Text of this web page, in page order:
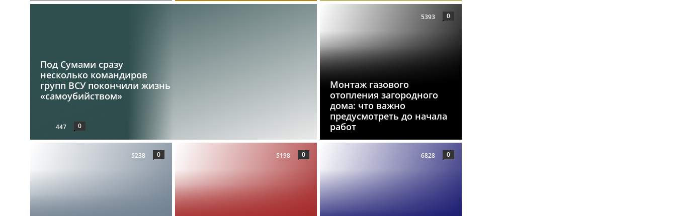
Под Сумами сразу
несколько командиров
групп ВСУ покончили жизнь
«самоубийством»
447 0
Монтаж газового
отопления загородного
дома: что важно
предусмотреть до начала
работ
5393 0
5238 0 5198 0 6828 0